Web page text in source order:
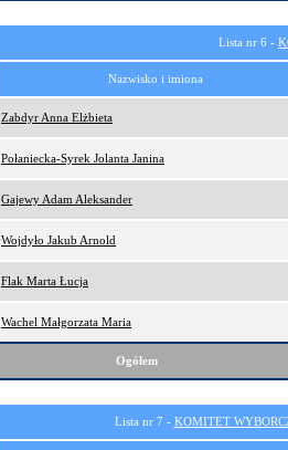
Lista nr 6 -
Nazwisko i imiona
Zabdyr Anna Elżbieta
Połaniecka-Syrek Jolanta Janina
Gajewy Adam Aleksander
Wojdyło Jakub Arnold
Flak Marta Łucja
Wachel Małgorzata Maria
Ogółem
Lista nr 7 - KOMITET